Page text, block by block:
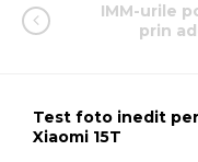
IMM-urile
prin
Test foto inedit
Xiaomi 15T